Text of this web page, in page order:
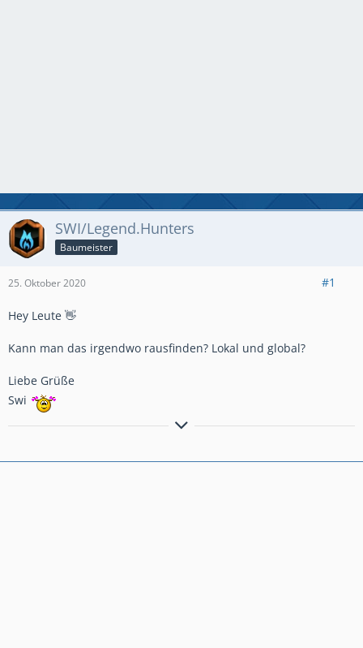
SWI/Legend.Hunters
Baumeister
25. Oktober 2020 #1
Hey Leute 👋
Kann man das irgendwo rausfinden? Lokal und global?
Liebe Grüße
Swi
swi / Legend_Hunters